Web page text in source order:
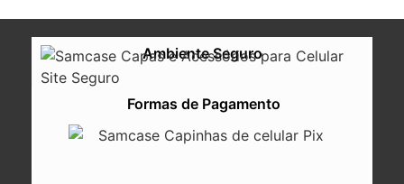
Ambiente Seguro
Formas de Pagamento